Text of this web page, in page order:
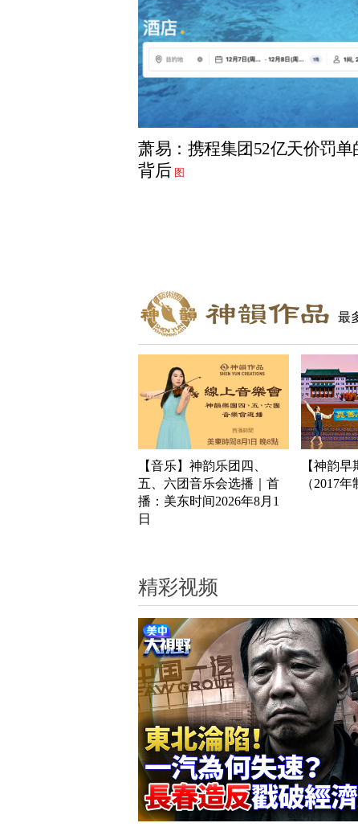
萧易：携程集团52亿天价罚单
背后 图
最
【音乐】神韵乐团四、
五、六团音乐会选播｜首
播：美东时间2026年8月1
日
【神韵
（2017年
精彩视频